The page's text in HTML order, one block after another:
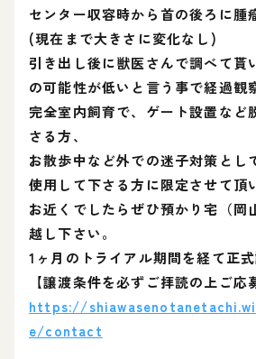
センター収容時から首の後ろに腫
(現在まで大きさに変化なし)
引き出し後に獣医さんで調べて貰
の可能性が低いと言う事で経過観
完全室内飼育で、ゲート設置など
さる方、
お散歩中など外での迷子対策とし
使用して下さる方に限定させて頂
お近くでしたらぜひ預かり宅（岡
越し下さい。
1ヶ月のトライアル期間を経て正式
【譲渡条件を必ずご拝読の上ご応
https://
e/contact